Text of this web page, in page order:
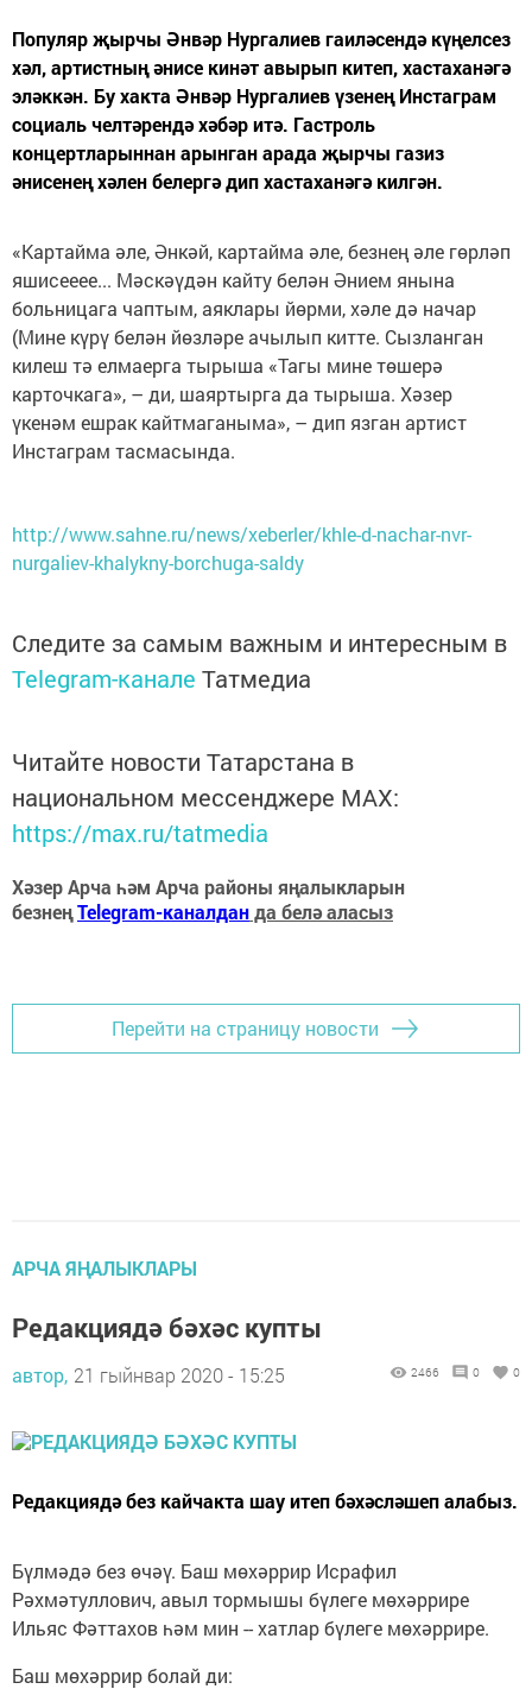
Популяр җырчы Әнвәр Нургалиев гаиләсендә күңелсез
хәл, артистның әнисе кинәт авырып китеп, хастаханәгә
эләккән. Бу хакта Әнвәр Нургалиев үзенең Инстаграм
социаль челтәрендә хәбәр итә. Гастроль
концертларыннан арынган арада җырчы газиз
әнисенең хәлен белергә дип хастаханәгә килгән.
«Картайма әле, Әнкәй, картайма әле, безнең әле гөрләп
яшисееее... Мәскәүдән кайту белән Әнием янына
больницага чаптым, аяклары йөрми, хәле дә начар
(Мине күрү белән йөзләре ачылып китте. Сызланган
килеш тә елмаерга тырыша «Тагы мине төшерә
карточкага», – ди, шаяртырга да тырыша. Хәзер
үкенәм ешрак кайтмаганыма», – дип язган артист
Инстаграм тасмасында.
http://www.sahne.ru/news/xeberler/khle-d-nachar-nvr-
nurgaliev-khalykny-borchuga-saldy
Следите за самым важным и интересным в
Telegram-канале Татмедиа
Читайте новости Татарстана в
национальном мессенджере MАХ:
https://max.ru/tatmedia
Хәзер Арча һәм Арча районы яңалыкларын
безнеңTelegram-каналданда белә аласыз
Перейти на страницу новости
АРЧА ЯҢАЛЫКЛАРЫ
Редакциядә бәхәс купты
автор, 21 гыйнвар 2020 - 15:25 2466 0 0
Редакциядә без кайчакта шау итеп бәхәсләшеп алабыз.
Бүлмәдә без өчәү. Баш мөхәррир Исрафил
Рәхмәтуллович, авыл тормышы бүлеге мөхәррире
Ильяс Фәттахов һәм мин -- хатлар бүлеге мөхәррире.
Баш мөхәррир болай ди: